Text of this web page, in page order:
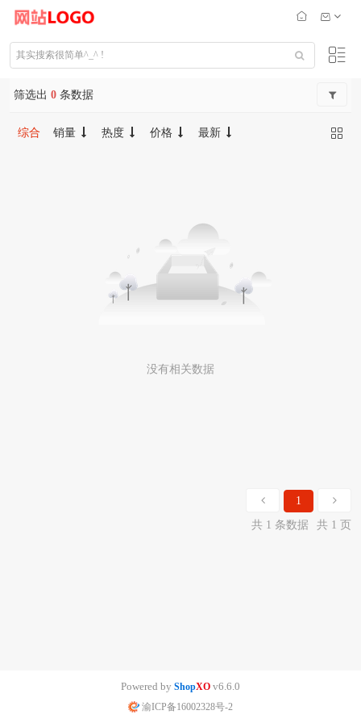
筛选出 0 条数据
综合 销量 热度 价格 最新
没有相关数据
1
共 1 条数据
共 1 页
Powered by ShopXO v6.6.0
渝ICP备16002328号-2